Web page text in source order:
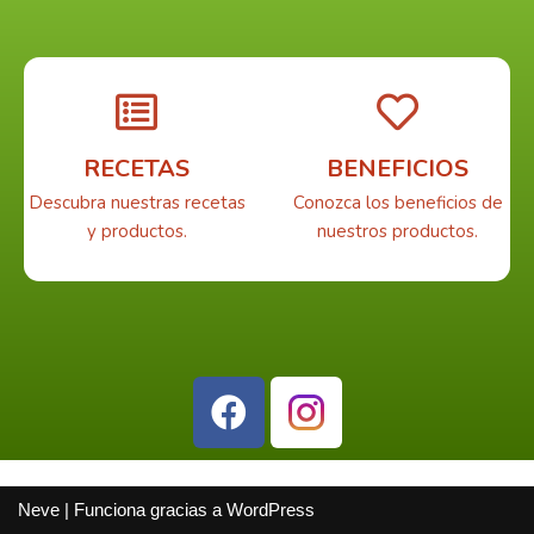
RECETAS
Descubra nuestras recetas
y productos.
BENEFICIOS
Conozca los beneficios de
nuestros productos.
Neve | Funciona gracias a WordPress